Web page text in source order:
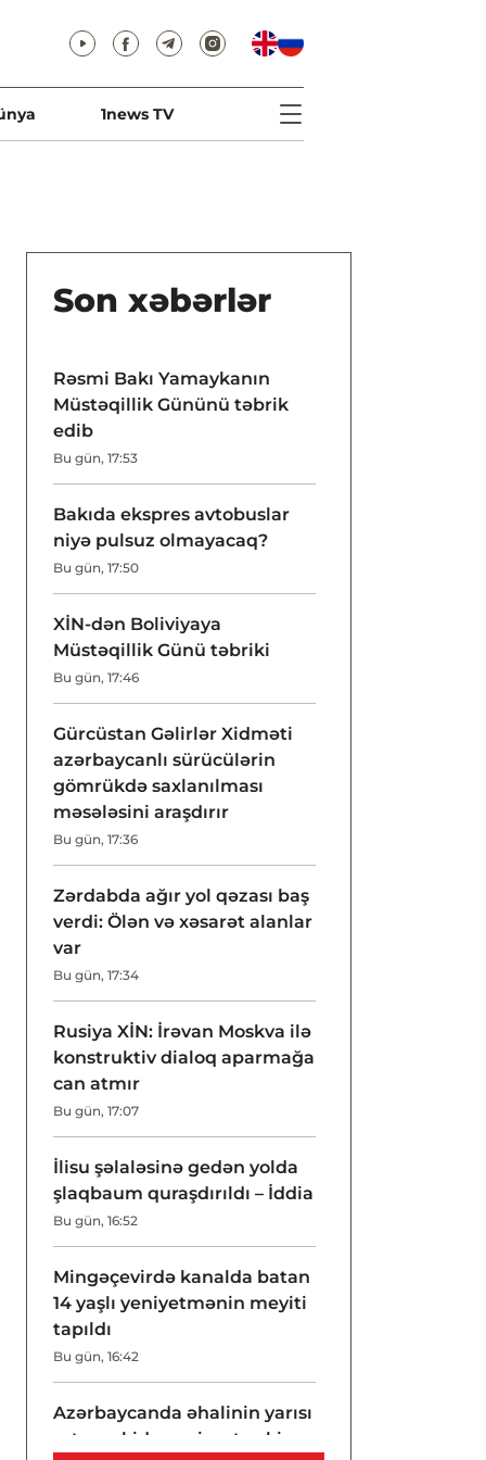
1news TV
Son xəbərlər
Rəsmi Bakı Yamaykanın
Müstəqillik Gününü təbrik
edib
Bu gün, 17:53
Bakıda ekspres avtobuslar
niyə pulsuz olmayacaq?
Bu gün, 17:50
XİN-dən Boliviyaya
Müstəqillik Günü təbriki
Bu gün, 17:46
Gürcüstan Gəlirlər Xidməti
azərbaycanlı sürücülərin
gömrükdə saxlanılması
məsələsini araşdırır
Bu gün, 17:36
Zərdabda ağır yol qəzası baş
verdi: Ölən və xəsarət alanlar
var
Bu gün, 17:34
Rusiya XİN: İrəvan Moskva ilə
konstruktiv dialoq aparmağa
can atmır
Bu gün, 17:07
İlisu şəlaləsinə gedən yolda
şlaqbaum quraşdırıldı – İddia
Bu gün, 16:52
Mingəçevirdə kanalda batan
14 yaşlı yeniyetmənin meyiti
tapıldı
Bu gün, 16:42
Azərbaycanda əhalinin yarısı
artıq çəkidən əziyyət çəkir